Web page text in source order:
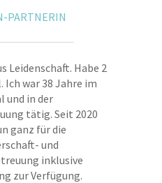
PARTNERIN
Leidenschaft. Habe 2
Ich war 38 Jahre im
und in der
tätig. Seit 2020
ganz für die
und
inklusive
zur Verfügung.